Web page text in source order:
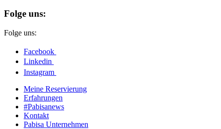
Folge uns:
Folge uns:
Facebook
Linkedin
Instagram
Meine Reservierung
Erfahrungen
#Pabisanews
Kontakt
Pabisa Unternehmen